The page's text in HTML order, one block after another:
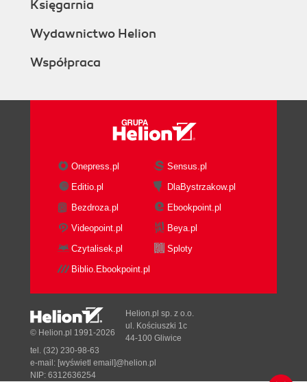
Kraje (138)
Dodawanie nowego kraju (139)
Waluta (140)
Opcje podatku (144)
Zasady opodatkowania (146)
Tłumaczenie (147)
Modyfikacja tłumaczenia (147)
Podsumowanie (149)
Przewoźnik (153)
Wybór przewoźnika (153)
Zarządzanie przewoźnikami (155)
Dodawanie nowego przewoźnika (156)
Przedziały cenowe (158)
Przedziały wagowe (160)
Podsumowanie (161)
Księgarnia
Wydawnictwo Helion
Współpraca
Onepress.pl
Sensus.pl
Editio.pl
DlaBystrzakow.pl
Bezdroza.pl
Ebookpoint.pl
Videopoint.pl
Beya.pl
Czytalisek.pl
Sploty
Biblio.Ebookpoint.pl
© Helion.pl 1991-2026
Helion.pl sp. z o.o.
ul. Kościuszki 1c
44-100 Gliwice
tel. (32) 230-98-63
e-mail: [wyświetl email]@helion.pl
NIP: 6312636254